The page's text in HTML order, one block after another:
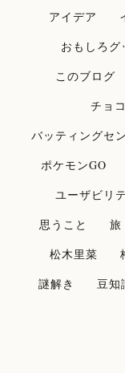
アイデア
おもしろグ
このブログ
チョ
バッティングセ
ポケモンGO
ユーザビリ
思うこと
旅
松木里菜
謎解き
豆知